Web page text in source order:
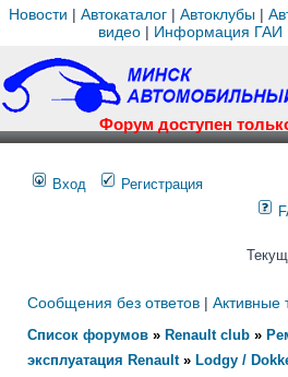
Новости | Автокаталог | Автоклубы |
видео| Информация ГАИ
Форум доступен
Вход
Регистрация
Сообщения без ответов | Активные
Список форумов » Renault club »
эксплуатация Renault» Lodgy /